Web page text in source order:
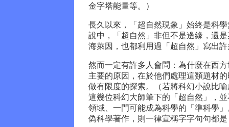
金字塔能量等。）
長久以來，「超自然現象」始終是科
說中，「超自然」非但不是邊緣，還
海萊因，也都利用過「超自然」寫出
然而一定有許多人會問：為什麼在西
主要的原因，在於他們處理這類題材
做有限度的探索。（若將科幻小說比
這幾位科幻大師筆下的「超自然」，
領域、一門可能成為科學的「準科學
偽科學著作，則一律宣稱字字句句都